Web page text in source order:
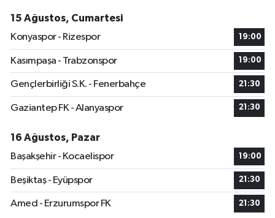
15 Ağustos, Cumartesi
Konyaspor - Rizespor
19:00
Kasımpaşa - Trabzonspor 19:00
Gençlerbirliği S.K. - Fenerbahçe 21:30
Gaziantep FK - Alanyaspor 21:30
16 Ağustos, Pazar
Başakşehir - Kocaelispor
19:00
Beşiktaş - Eyüpspor 21:30
Amed - Erzurumspor FK 21:30